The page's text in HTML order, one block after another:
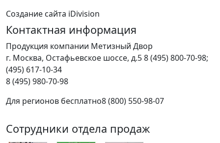
Создание сайта iDivision
Контактная информация
Продукция компании Метизный Двор
г. Москва, Остафьевское шоссе, д.58 (495) 800-70-98;
(495) 617-10-34
8 (495) 980-70-98
Для регионов бесплатно8 (800) 550-98-07
Сотрудники отдела продаж